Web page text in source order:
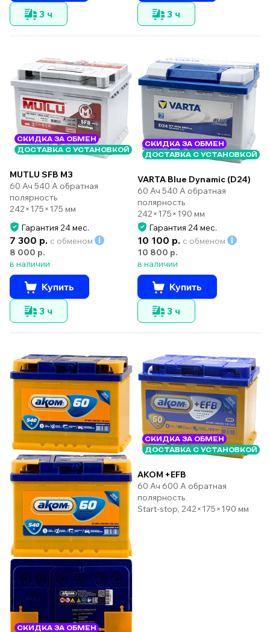
3 ч 3 ч
СКИДКА ЗА ОБМЕН
ДОСТАВКА С УСТАНОВКОЙ
MUTLU SFB M3
60 Ач 540 А обратная
полярность
242×175×175 мм
Гарантия 24 мес.
7 300 р. с обменом
8 000 р.
в наличии
Купить
3 ч
СКИДКА ЗА ОБМЕН
ДОСТАВКА С УСТАНОВКОЙ
VARTA Blue Dynamic (D24)
60 Ач 540 А обратная
полярность
242×175×190 мм
Гарантия 24 мес.
10 100 р. с обменом
10 800 р.
в наличии
Купить
3 ч
СКИДКА ЗА ОБМЕН
СКИДКА ЗА ОБМЕН
ДОСТАВКА С УСТАНОВКОЙ
AKOM +EFB
60 Ач 600 А обратная
полярность
Start-stop, 242×175×190 мм